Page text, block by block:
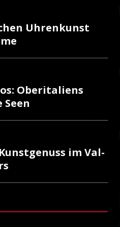
Uhrenkunst
Oberitaliens
Seen
im Val-